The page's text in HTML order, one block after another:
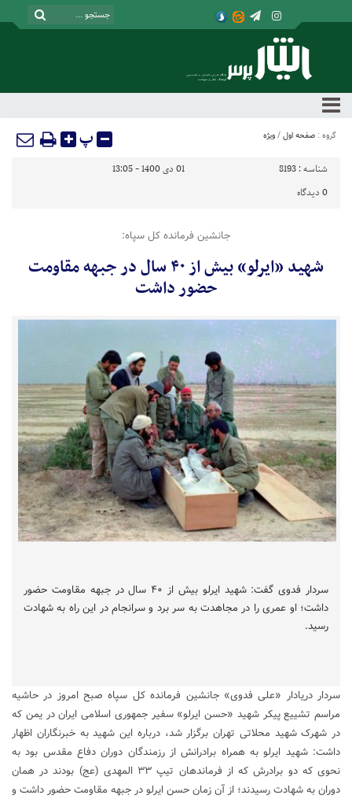
گروه : صفحه اول / ویژه پ
شناسه : 8193
01 دی 1400 - 13:05
0 دیدگاه
جانشین فرمانده کل سپاه:
شهید «ایرلو» بیش از ۴۰ سال در جبهه مقاومت
حضور داشت
سردار فدوی گفت: شهید ایرلو بیش از ۴۰ سال در جبهه مقاومت حضور
داشت؛ او عمری را در مجاهدت به سر برد و سرانجام در این راه به شهادت
رسید.
سردار دریادار «علی فدوی» جانشین فرمانده کل سپاه صبح امروز در حاشیه
مراسم تشییع پیکر شهید «حسن ایرلو» سفیر جمهوری اسلامی ایران در یمن که
در شهرک شهید محلاتی تهران برگزار شد، درباره این شهید به خبرنگاران اظهار
داشت: شهید ایرلو به همراه برادرانش از رزمندگان دوران دفاع مقدس بود به
نحوی که دو برادرش که از فرماندهان تیپ ۳۳ المهدی (عج) بودند در همان
دوران به شهادت رسیدند؛ از آن زمان حسن ایرلو در جبهه مقاومت حضور داشت و